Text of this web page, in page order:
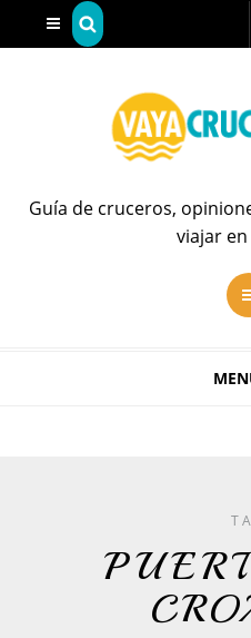
Guía de cruceros,
viajar